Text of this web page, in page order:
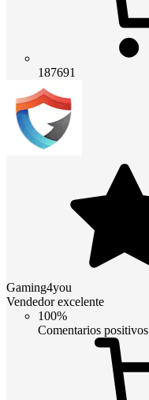
187691
Gaming4you
Vendedor excelente
100%
Comentarios positivos